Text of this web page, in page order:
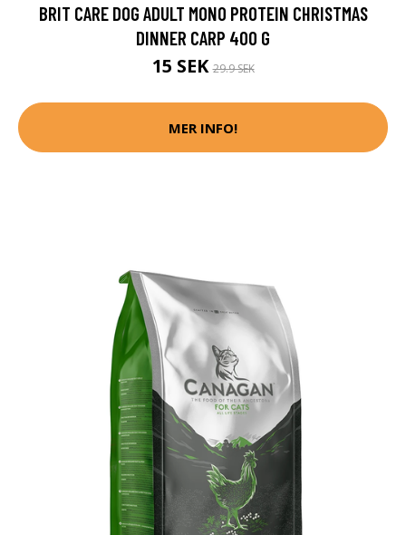
BRIT CARE DOG ADULT MONO PROTEIN CHRISTMAS
DINNER CARP 400 G
15 SEK29.9 SEK
MER INFO!